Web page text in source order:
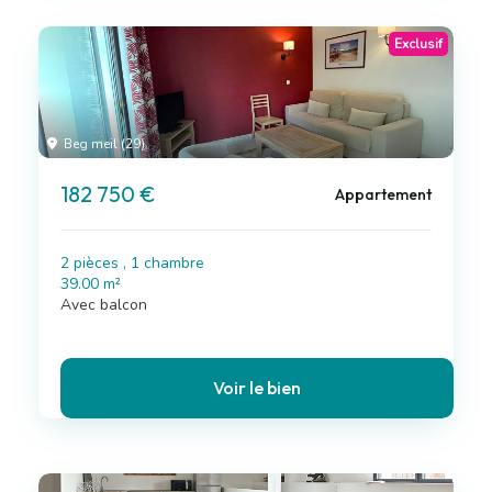
Beg meil (29)
Exclusif
182 750 € Appartement
2 pièces , 1 chambre
39.00 m²
Avec balcon
Voir le bien